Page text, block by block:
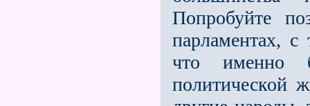
Попробуйте
парламентах,
что именно
политической